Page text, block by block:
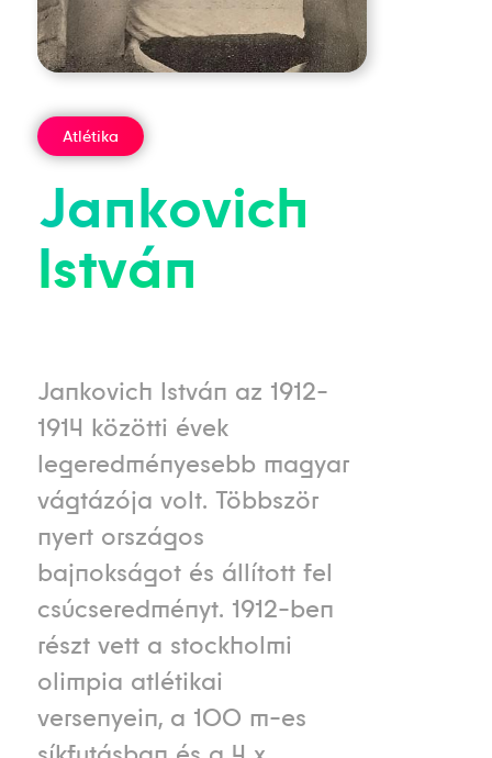
Atlétika
Jankovich
István
Jankovich István az 1912-
1914 közötti évek
legeredményesebb magyar
vágtázója volt. Többször
nyert országos
bajnokságot és állított fel
csúcseredményt. 1912-ben
részt vett a stockholmi
olimpia atlétikai
versenyein, a 100 m-es